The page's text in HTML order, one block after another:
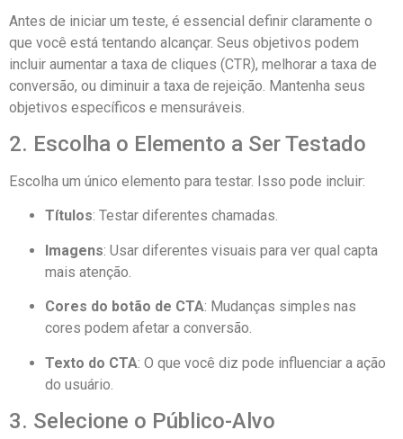
Antes de iniciar um teste, é essencial definir claramente o
que você está tentando alcançar. Seus objetivos podem
incluir aumentar a taxa de cliques (CTR), melhorar a taxa de
conversão, ou diminuir a taxa de rejeição. Mantenha seus
objetivos específicos e mensuráveis.
2. Escolha o Elemento a Ser Testado
Escolha um único elemento para testar. Isso pode incluir:
Títulos: Testar diferentes chamadas.
Imagens: Usar diferentes visuais para ver qual capta
mais atenção.
Cores do botão de CTA: Mudanças simples nas
cores podem afetar a conversão.
Texto do CTA: O que você diz pode influenciar a ação
do usuário.
3. Selecione o Público-Alvo